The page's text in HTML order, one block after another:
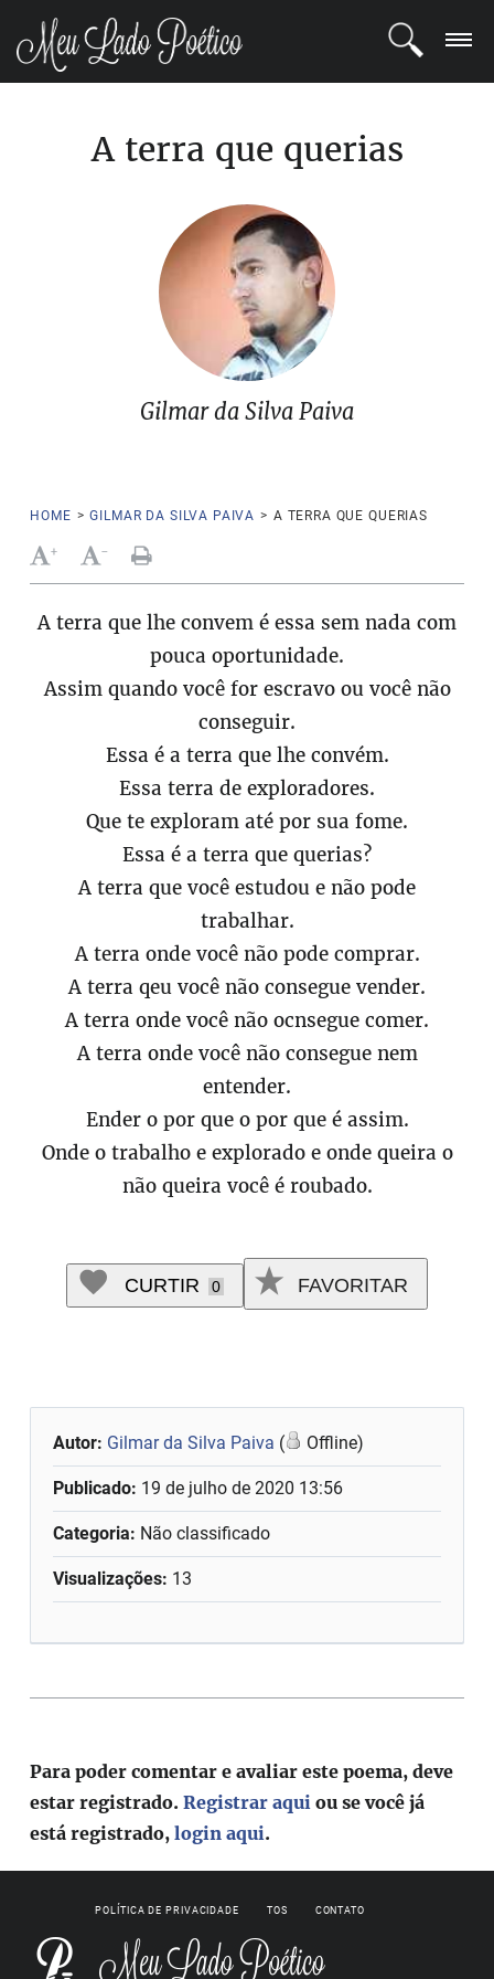
REGISTRO
A terra que querias
Gilmar da Silva Paiva
HOME > GILMAR DA SILVA PAIVA > A TERRA QUE QUERIAS
+ -
A terra que lhe convem é essa sem nada com
pouca oportunidade.
Assim quando você for escravo ou você não
conseguir.
Essa é a terra que lhe convém.
Essa terra de exploradores.
Que te exploram até por sua fome.
Essa é a terra que querias?
A terra que você estudou e não pode
trabalhar.
A terra onde você não pode comprar.
A terra qeu você não consegue vender.
A terra onde você não ocnsegue comer.
A terra onde você não consegue nem
entender.
Ender o por que o por que é assim.
Onde o trabalho e explorado e onde queira o
não queira você é roubado.
CURTIR 0 FAVORITAR
Autor: Gilmar da Silva Paiva ( Offline)
Publicado: 19 de julho de 2020 13:56
Categoria: Não classificado
Visualizações: 13
Para poder comentar e avaliar este poema, deve
estar registrado.Registrar aqui ou se você já
está registrado,login aqui.
POLÍTICA DE PRIVACIDADE TOS CONTATO